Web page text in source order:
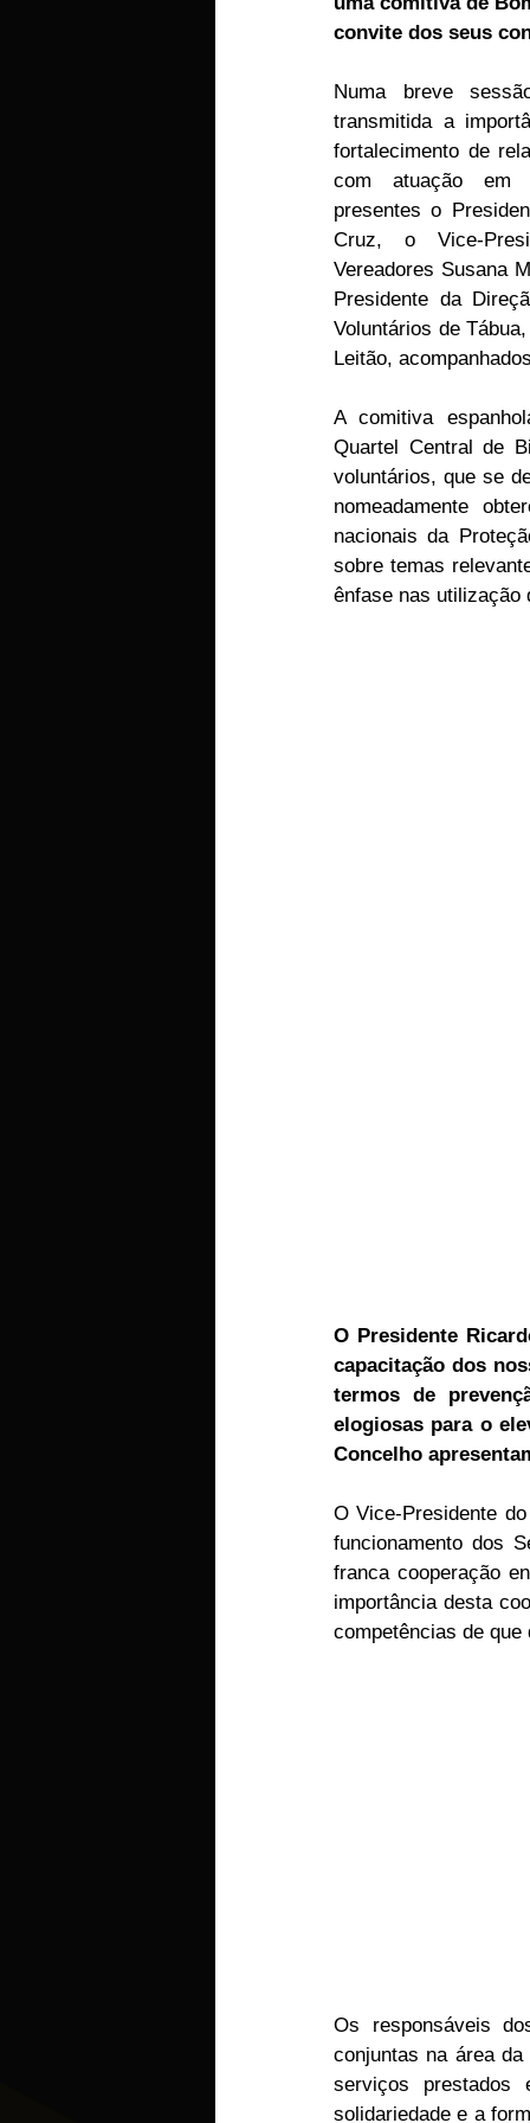
EMPRESAS ARTIGOS LUSA
convite dos seus
Numa breve
transmitida a
fortalecimento de
com atuação em
presentes o
Cruz, o Vice-
Vereadores Susana
Presidente da
Voluntários de
Leitão,
A comitiva
Quartel Central de
voluntários, que se
nomeadamente
nacionais da
sobre temas
ênfase nas utilização
O Presidente
capacitação dos
termos de
elogiosas para o
Concelho
O Vice-Presidente
funcionamento dos
franca cooperação
importância desta
competências de que
Os responsáveis
conjuntas na área
serviços
solidariedade e a